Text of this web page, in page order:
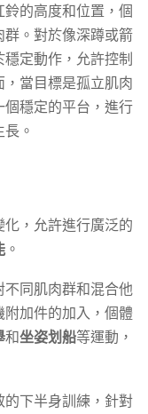
的高度和位置，個
群。對於像深蹲或箭
定動作，允許控制
當目標是孤立肌肉
穩定的平台，進行
。
，允許進行廣泛的
。
同肌肉群和混合他
加件的加入，個體
和坐姿划船等運動，
的下半身訓練，針對